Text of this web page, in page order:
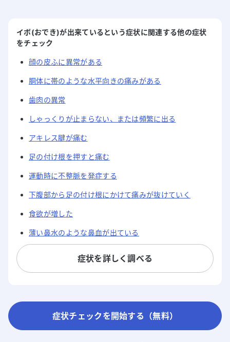
イボ(おでき)が出来ているという症状に関連する他の症状
をチェック
顔の皮ふに異常がある
胴体に帯のような水平向きの痛みがある
歯肉の異常
しゃっくりが止まらない、または頻繁に出る
アキレス腱が痛む
足の付け根を押すと痛む
運動時に不整脈を発症する
下腹部から足の付け根にかけて痛みが抜けていく
食欲が増した
薄い鼻水のような鼻血が出ている
症状を詳しく調べる
症状チェックを開始する（無料）